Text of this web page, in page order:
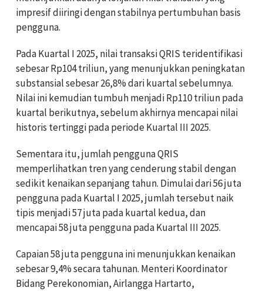
impresif diiringi dengan stabilnya pertumbuhan basis
pengguna.
Pada Kuartal I 2025, nilai transaksi QRIS teridentifikasi
sebesar Rp104 triliun, yang menunjukkan peningkatan
substansial sebesar 26,8% dari kuartal sebelumnya.
Nilai ini kemudian tumbuh menjadi Rp110 triliun pada
kuartal berikutnya, sebelum akhirnya mencapai nilai
historis tertinggi pada periode Kuartal III 2025.
Sementara itu, jumlah pengguna QRIS
memperlihatkan tren yang cenderung stabil dengan
sedikit kenaikan sepanjang tahun. Dimulai dari 56 juta
pengguna pada Kuartal I 2025, jumlah tersebut naik
tipis menjadi 57 juta pada kuartal kedua, dan
mencapai 58 juta pengguna pada Kuartal III 2025.
Capaian 58 juta pengguna ini menunjukkan kenaikan
sebesar 9,4% secara tahunan. Menteri Koordinator
Bidang Perekonomian, Airlangga Hartarto,